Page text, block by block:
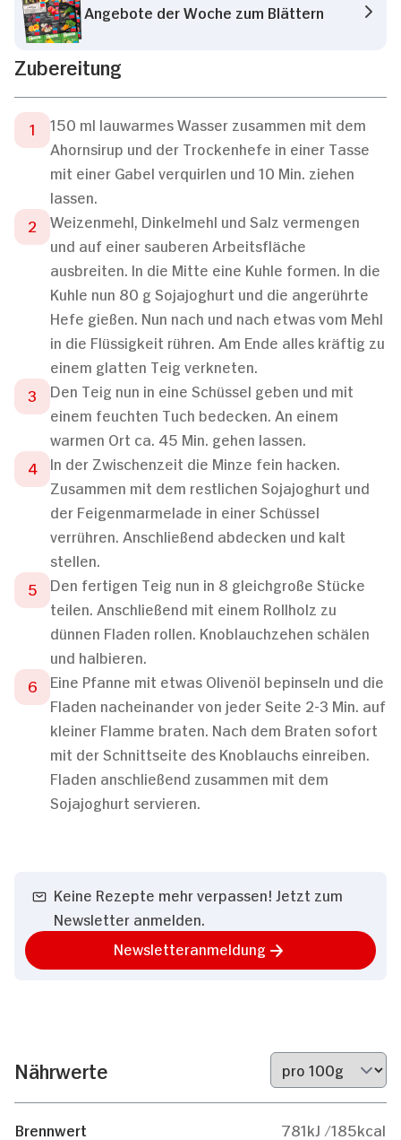
Angebote der Woche zum Blättern
Zubereitung
150 ml lauwarmes Wasser zusammen mit dem
Ahornsirup und der Trockenhefe in einer Tasse
mit einer Gabel verquirlen und 10 Min. ziehen
lassen.
Weizenmehl, Dinkelmehl und Salz vermengen
und auf einer sauberen Arbeitsfläche
ausbreiten. In die Mitte eine Kuhle formen. In die
Kuhle nun 80 g Sojajoghurt und die angerührte
Hefe gießen. Nun nach und nach etwas vom Mehl
in die Flüssigkeit rühren. Am Ende alles kräftig zu
einem glatten Teig verkneten.
Den Teig nun in eine Schüssel geben und mit
einem feuchten Tuch bedecken. An einem
warmen Ort ca. 45 Min. gehen lassen.
In der Zwischenzeit die Minze fein hacken.
Zusammen mit dem restlichen Sojajoghurt und
der Feigenmarmelade in einer Schüssel
verrühren. Anschließend abdecken und kalt
stellen.
Den fertigen Teig nun in 8 gleichgroße Stücke
teilen. Anschließend mit einem Rollholz zu
dünnen Fladen rollen. Knoblauchzehen schälen
und halbieren.
Eine Pfanne mit etwas Olivenöl bepinseln und die
Fladen nacheinander von jeder Seite 2-3 Min. auf
kleiner Flamme braten. Nach dem Braten sofort
mit der Schnittseite des Knoblauchs einreiben.
Fladen anschließend zusammen mit dem
Sojajoghurt servieren.
Keine Rezepte mehr verpassen! Jetzt zum
Newsletter anmelden.
Newsletteranmeldung
Nährwerte
Brennwert 781kJ /185kcal